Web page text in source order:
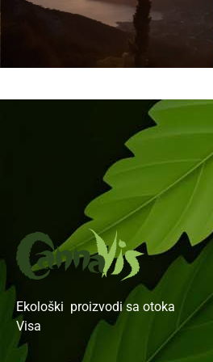
Ekološki proizvodi sa otoka
Visa